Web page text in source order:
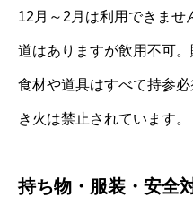
12月～2月は利用できませ
道はありますが飲用不可
食材や道具はすべて持参
き火は禁止されています。
持ち物・服装・安全